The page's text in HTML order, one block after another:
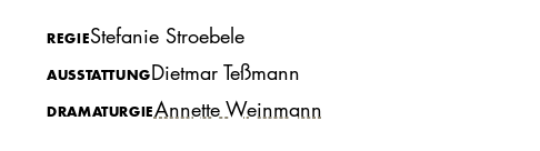
REGIEStefanie Stroebele
AUSSTATTUNGDietmar Teßmann
DRAMATURGIEAnnette Weinmann